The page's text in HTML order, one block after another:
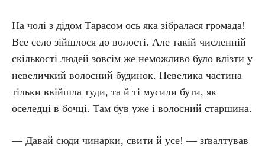
На чолі з дідом Тарасом ось яка зібралася громада!
Все село зійшлося до волості. Але такій численній
скількості людей зовсім же неможливо було влізти у
невеличкий волосний будинок. Невелика частина
тільки ввійшла туди, та й ті мусили бути, як
оселедці в бочці. Там був уже і волосний старшина.
— Давай сюди чинарки, свити й усе! — зґвалтував